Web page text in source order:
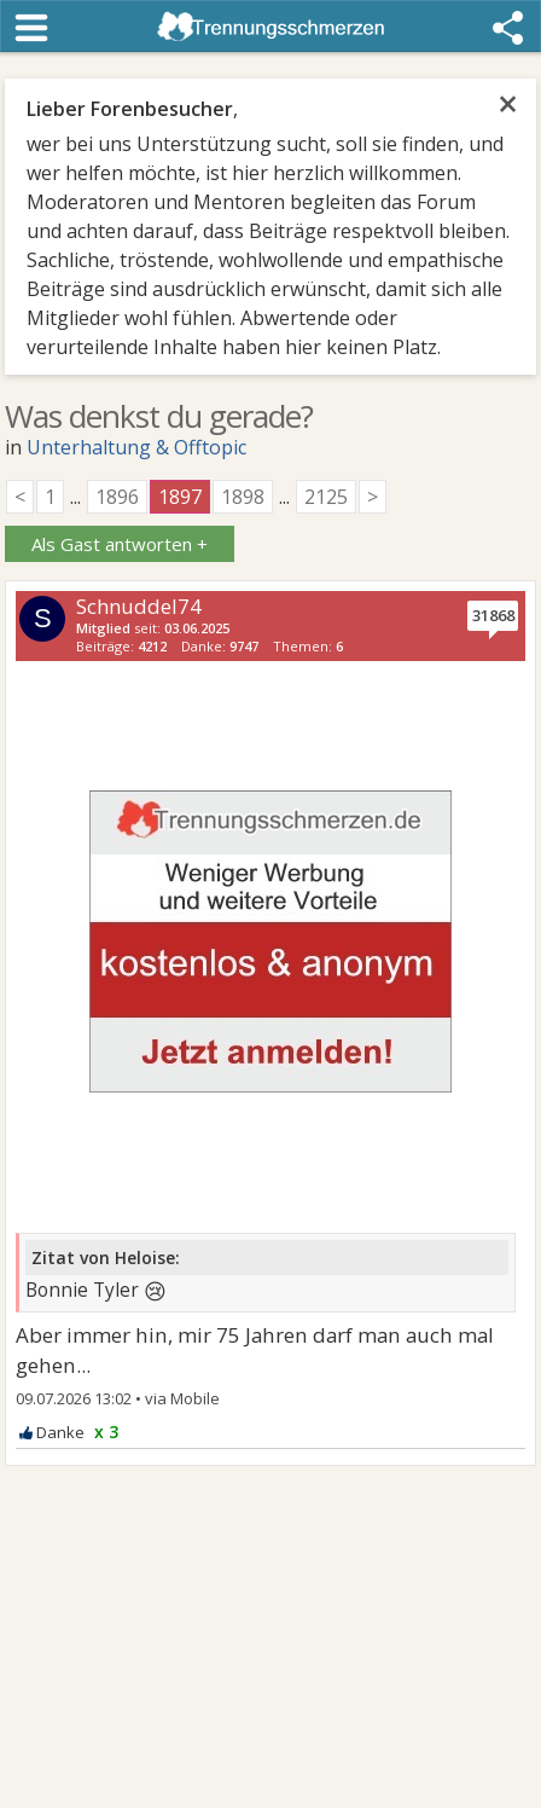
×
Lieber Forenbesucher,
wer bei uns Unterstützung sucht, soll sie finden, und
wer helfen möchte, ist hier herzlich willkommen.
Moderatoren und Mentoren begleiten das Forum
und achten darauf, dass Beiträge respektvoll bleiben.
Sachliche, tröstende, wohlwollende und empathische
Beiträge sind ausdrücklich erwünscht, damit sich alle
Mitglieder wohl fühlen. Abwertende oder
verurteilende Inhalte haben hier keinen Platz.
Was denkst du gerade?
in Unterhaltung & Offtopic
<
1 ... 1896 1897 1898 ... 2125 >
Als Gast antworten +
S Schnuddel74
Mitglied seit:03.06.2025
Beiträge: 4212 Danke:9747 Themen:6
31868
Zitat von Heloise:
Bonnie Tyler 😢
Aber immer hin, mir 75 Jahren darf man auch mal
gehen...
09.07.2026 13:02 •
x 3